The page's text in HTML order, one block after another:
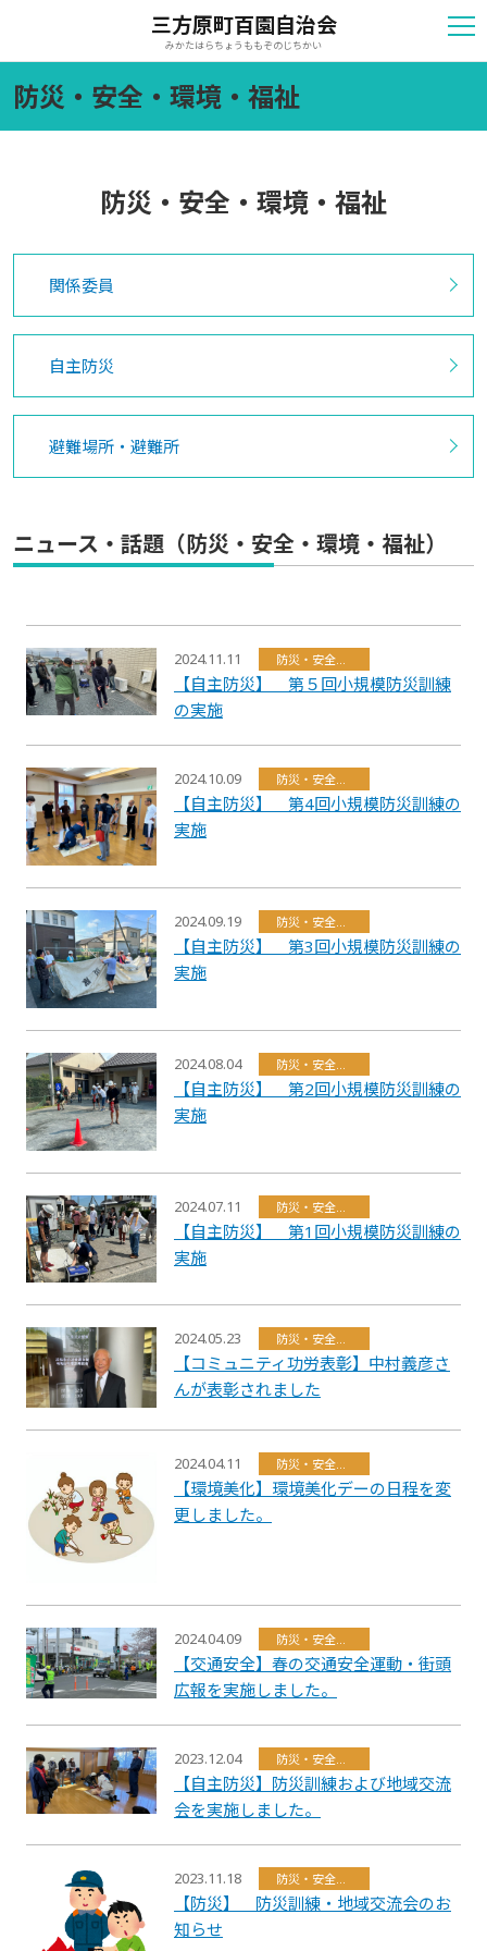
三方原町百園自治会
みかたはらちょうももぞのじちかい
防災・安全・環境・福祉
防災・安全・環境・福祉
関係委員
自主防災
避難場所・避難所
ニュース・話題（防災・安全・環境・福祉）
2024.11.11 防災・安全・環境・福祉
【自主防災】 第５回小規模防災訓練
の実施
2024.10.09 防災・安全・環境・福祉
【自主防災】 第4回小規模防災訓練の
実施
2024.09.19 防災・安全・環境・福祉
【自主防災】 第3回小規模防災訓練の
実施
2024.08.04 防災・安全・環境・福祉
【自主防災】 第2回小規模防災訓練の
実施
2024.07.11 防災・安全・環境・福祉
【自主防災】 第1回小規模防災訓練の
実施
2024.05.23 防災・安全・環境・福祉
【コミュニティ功労表彰】中村義彦さ
んが表彰されました
2024.04.11
【環境美化】環境美化デーの日程を変
更しました。
2024.04.09
【交通安全】春の交通安全運動・街頭
広報を実施しました。
2023.12.04
【自主防災】防災訓練および地域交流
会を実施しました。
2023.11.18
【防災】 防災訓練・地域交流会のお
知らせ